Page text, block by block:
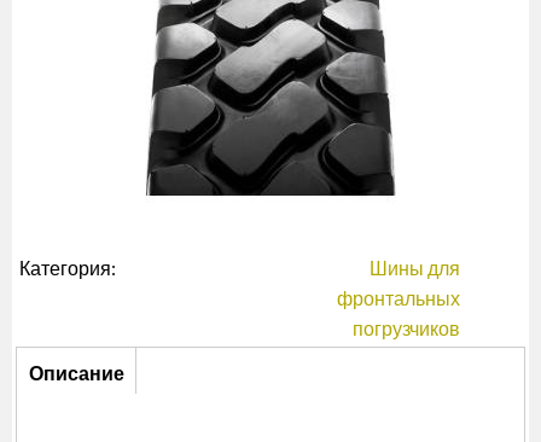
Категория:
Шины для
фронтальных
погрузчиков
Описание
Описание